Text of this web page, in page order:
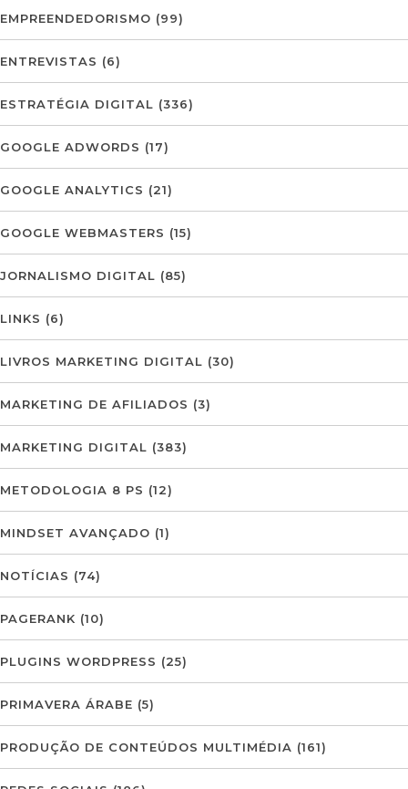
EMPREENDEDORISMO (99)
ENTREVISTAS (6)
ESTRATÉGIA DIGITAL (336)
GOOGLE ADWORDS (17)
GOOGLE ANALYTICS (21)
GOOGLE WEBMASTERS (15)
JORNALISMO DIGITAL (85)
LINKS (6)
LIVROS MARKETING DIGITAL (30)
MARKETING DE AFILIADOS (3)
MARKETING DIGITAL (383)
METODOLOGIA 8 PS (12)
MINDSET AVANÇADO (1)
NOTÍCIAS (74)
PAGERANK (10)
PLUGINS WORDPRESS (25)
PRIMAVERA ÁRABE (5)
PRODUÇÃO DE CONTEÚDOS MULTIMÉDIA (161)